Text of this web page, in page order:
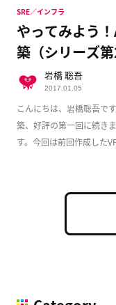
やってみよう
築（シリーズ第
こんにちは、岩橋聡吾で
築、好評の第一回に続き
す。今回は前回作成した
SRE／インフラ
岩橋 聡吾
2017.01.05